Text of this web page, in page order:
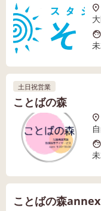
土日祝営業
ことばの森
ことばの森annex